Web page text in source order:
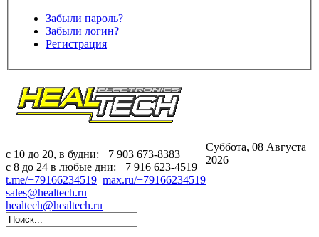
Забыли пароль?
Забыли логин?
Регистрация
c 10 до 20, в будни: +7 903 673-8383
с 8 до 24 в любые дни: +7 916 623-4519
t.me/+79166234519 max.ru/+79166234519
sales@healtech.ru
healtech@healtech.ru
Суббота, 08 Августа
2026